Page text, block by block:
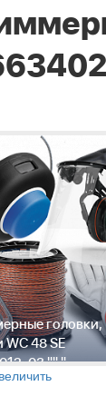
головки,
48 SE
03 "" "